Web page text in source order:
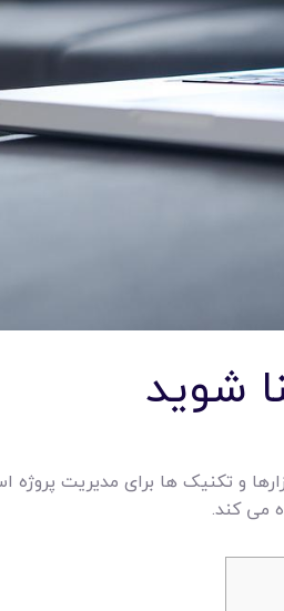
شوید
و تکنیک ها برای مدیریت پروژه
می کند.